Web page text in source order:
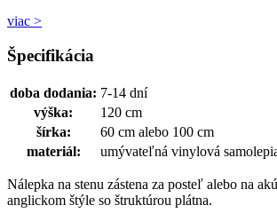
viac >
Špecifikácia
doba dodania: 7-14 dní
výška:
120 cm
šírka:
60 cm alebo 100 cm
materiál:
umývateľná vinylová
Nálepka na stenu zástena za posteľ alebo na
anglickom štýle so štruktúrou plátna.